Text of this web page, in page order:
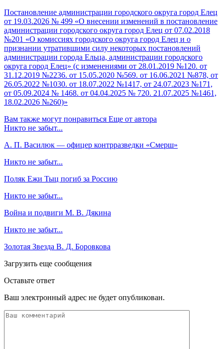
Постановление администрации городского округа город Елец
от 19.03.2026 № 499 «О внесении изменений в постановление
администрации городского округа город Елец от 07.02.2018
№201 «О комиссиях городского округа город Елец и о
признании утратившими силу некоторых постановлений
администрации города Ельца, администрации городского
округа город Елец» (с изменениями от 28.01.2019 №120. от
31.12.2019 №2236. от 15.05.2020 №569. от 16.06.2021 №878, от
26.05.2022 №1030. от 18.07.2022 №1417, от 24.07.2023 №171,
от 05.09.2024 № 1468. от 04.04.2025 № 720. 21.07.2025 №1461,
18.02.2026 №260)»
Вам также могут понравиться Еще от автора
Никто не забыт...
А. П. Василюк — офицер контрразведки «Смерш»
Никто не забыт...
Поляк Ежи Тыц погиб за Россию
Никто не забыт...
Война и подвиги М. В. Дякина
Никто не забыт...
Золотая Звезда В. Д. Боровкова
Загрузить еще сообщения
Оставьте ответ
Ваш электронный адрес не будет опубликован.